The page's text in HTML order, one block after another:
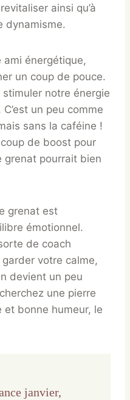
ainsi qu’à
dynamisme.
ami énergétique,
un coup de pouce.
notre énergie
un peu comme
sans la caféine !
de boost pour
grenat pourrait bien
grenat est
émotionnel.
de coach
votre calme,
devient un peu
une pierre
et bonne humeur, le
janvier,